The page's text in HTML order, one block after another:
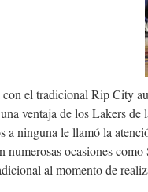
el tradicional Rip City
ventaja de los Lakers
a ninguna le llamó la
numerosas ocasiones
al momento de